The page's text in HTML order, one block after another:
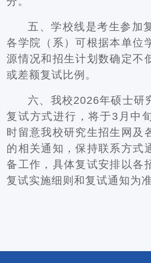
五、学校线是考生参加
各学院（系）可根据本单位
源情况和招生计划数确定不
或差额复试比例。
六、我校2026年硕士研
复试方式进行，将于3月中
时留意我校研究生招生网及
的相关通知，保持联系方式
备工作，具体复试安排以各
复试实施细则和复试通知为准